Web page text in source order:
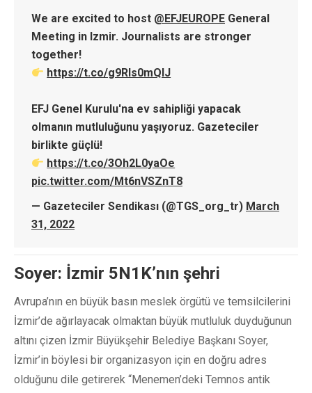
We are excited to host @EFJEUROPE General
Meeting in Izmir. Journalists are stronger
together!
https://t.co/g9Rls0mQlJ
EFJ Genel Kurulu'na ev sahipliği yapacak
olmanın mutluluğunu yaşıyoruz. Gazeteciler
birlikte güçlü!
https://t.co/3Oh2L0yaOe
pic.twitter.com/Mt6nVSZnT8
— Gazeteciler Sendikası (@TGS_org_tr) March
31, 2022
Soyer: İzmir 5N1K’nın şehri
Avrupa’nın en büyük basın meslek örgütü ve temsilcilerini
İzmir’de ağırlayacak olmaktan büyük mutluluk duyduğunun
altını çizen İzmir Büyükşehir Belediye Başkanı Soyer,
İzmir’in böylesi bir organizasyon için en doğru adres
olduğunu dile getirerek “Menemen’deki Temnos antik